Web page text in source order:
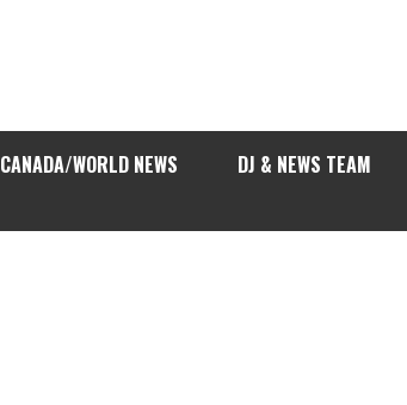
CANADA/WORLD NEWS DJ & NEWS TEAM